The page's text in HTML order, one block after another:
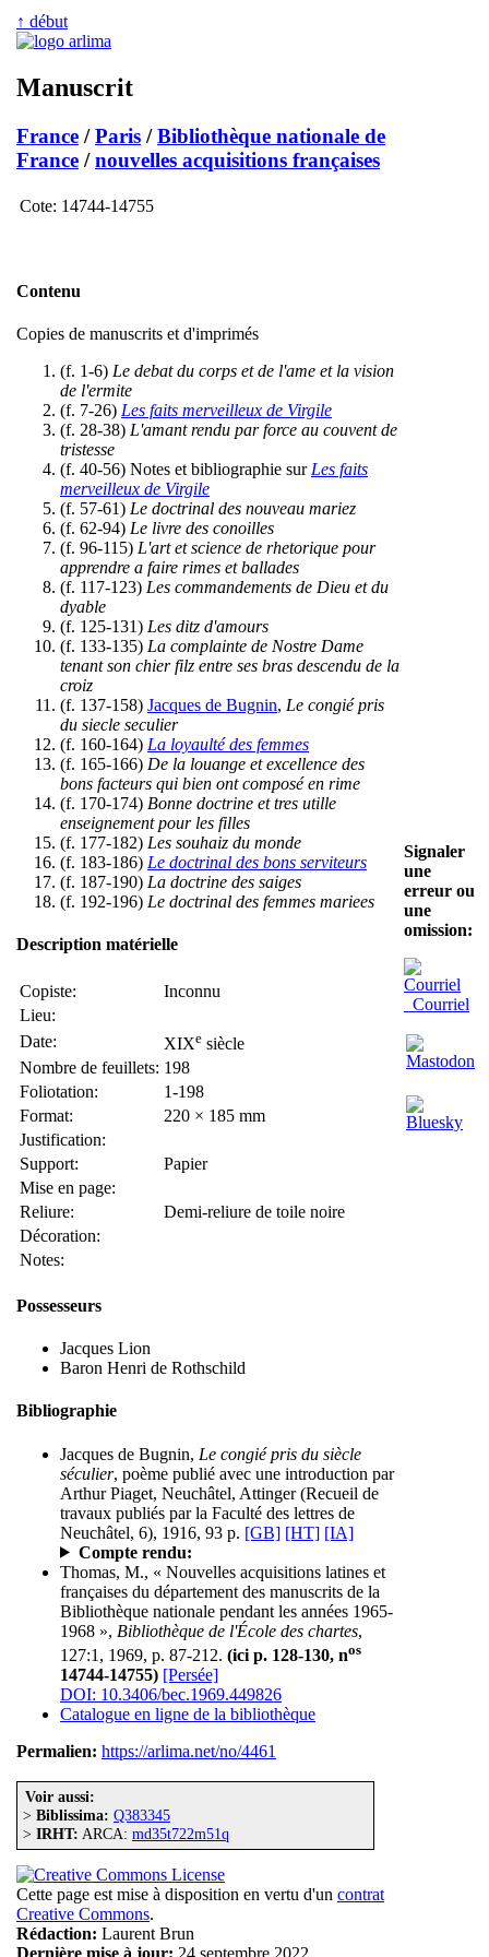
↑ début
Manuscrit
France /Paris /Bibliothèque nationale de
France /nouvelles acquisitions françaises
Cote: 14744-14755
Contenu
Copies de manuscrits et d'imprimés
(f. 1-6) Le debat du corps et de l'ame et la vision
de l'ermite
(f. 7-26) Les faits merveilleux de Virgile
(f. 28-38) L'amant rendu par force au couvent de
tristesse
(f. 40-56) Notes et bibliographie sur Les faits
merveilleux de Virgile
(f. 57-61) Le doctrinal des nouveau mariez
(f. 62-94) Le livre des conoilles
(f. 96-115) L'art et science de rhetorique pour
apprendre a faire rimes et ballades
(f. 117-123) Les commandements de Dieu et du
dyable
(f. 125-131) Les ditz d'amours
(f. 133-135) La complainte de Nostre Dame
tenant son chier filz entre ses bras descendu de la
croiz
(f. 137-158) Jacques de Bugnin, Le congié pris
du siecle seculier
(f. 160-164) La loyaulté des femmes
(f. 165-166) De la louange et excellence des
bons facteurs qui bien ont composé en rime
(f. 170-174) Bonne doctrine et tres utille
enseignement pour les filles
(f. 177-182) Les souhaiz du monde
(f. 183-186) Le doctrinal des bons serviteurs
(f. 187-190) La doctrine des saiges
(f. 192-196) Le doctrinal des femmes mariees
Description matérielle
Copiste:
Inconnu
Lieu:
Date:
XIXe siècle
Nombre de feuillets: 198
Foliotation:
1-198
Format:
220 × 185 mm
Justification:
Support:
Papier
Mise en page:
Reliure:
Demi-reliure de toile noire
Décoration:
Notes:
Possesseurs
Jacques Lion
Baron Henri de Rothschild
Bibliographie
Jacques de Bugnin, Le congié pris du siècle
séculier, poème publié avec une introduction par
Arthur Piaget, Neuchâtel, Attinger (Recueil de
travaux publiés par la Faculté des lettres de
Neuchâtel, 6), 1916, 93 p. [GB] [HT] [IA]
Compte rendu:
Thomas, M., « Nouvelles acquisitions latines et
françaises du département des manuscrits de la
Bibliothèque nationale pendant les années 1965-
1968 », Bibliothèque de l'École des chartes,
127:1, 1969, p. 87-212. (ici p. 128-130, nos
14744-14755) [Persée]
DOI: 10.3406/bec.1969.449826
Catalogue en ligne de la bibliothèque
Permalien: https://arlima.net/no/4461
Voir aussi:
> Biblissima: Q383345
> IRHT: ARCA: md35t722m51q
Cette page est mise à disposition en vertu d'un contrat
Creative Commons.
Rédaction: Laurent Brun
Signaler
une
erreur ou
une
omission:
Courriel